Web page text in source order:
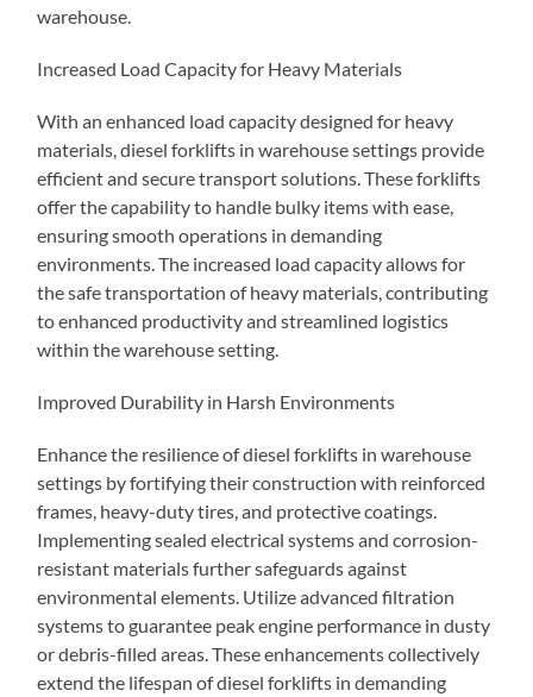
warehouse.
Increased Load Capacity for Heavy Materials
With an enhanced load capacity designed for heavy
materials, diesel forklifts in warehouse settings provide
efficient and secure transport solutions. These forklifts
offer the capability to handle bulky items with ease,
ensuring smooth operations in demanding
environments. The increased load capacity allows for
the safe transportation of heavy materials, contributing
to enhanced productivity and streamlined logistics
within the warehouse setting.
Improved Durability in Harsh Environments
Enhance the resilience of diesel forklifts in warehouse
settings by fortifying their construction with reinforced
frames, heavy-duty tires, and protective coatings.
Implementing sealed electrical systems and corrosion-
resistant materials further safeguards against
environmental elements. Utilize advanced filtration
systems to guarantee peak engine performance in dusty
or debris-filled areas. These enhancements collectively
extend the lifespan of diesel forklifts in demanding